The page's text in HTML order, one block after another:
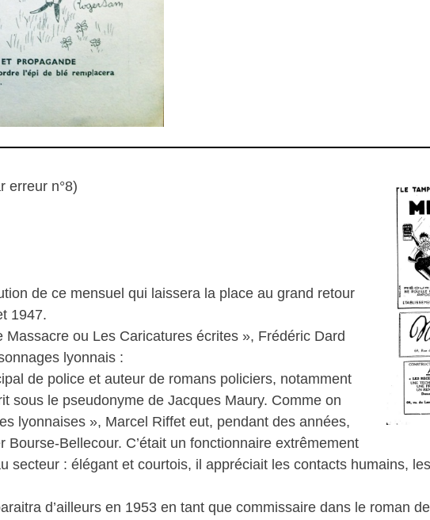
erreur n°8)
de ce mensuel qui laissera la place au grand retour
1947.
ou Les Caricatures écrites », Frédéric Dard
lyonnais :
de police et auteur de romans policiers, notamment
sous le pseudonyme de Jacques Maury. Comme on
lyonnaises », Marcel Riffet eut, pendant des années,
Bellecour. C’était un fonctionnaire extrêmement
secteur : élégant et courtois, il appréciait les contacts humains,
d’ailleurs en 1953 en tant que commissaire dans le roman